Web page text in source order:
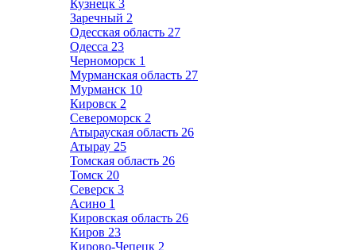
Кузнецк 3
Заречный 2
Одесская область 27
Одесса 23
Черноморск 1
Мурманская область 27
Мурманск 10
Кировск 2
Североморск 2
Атырауская область 26
Атырау 25
Томская область 26
Томск 20
Северск 3
Асино 1
Кировская область 26
Киров 23
Кирово-Чепецк 2